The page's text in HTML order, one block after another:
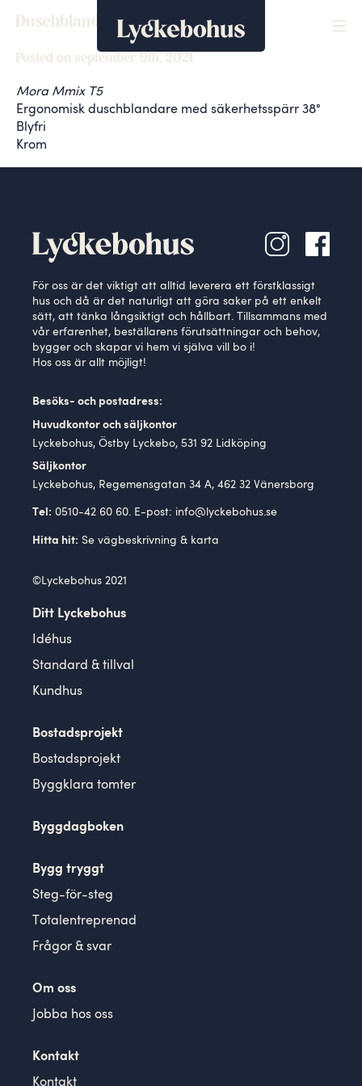
Duschblandare
Posted on september 9th, 2021
Mora Mmix T5
Ergonomisk duschblandare med säkerhetsspärr 38°
Blyfri
Krom
För oss är det viktigt att alltid leverera ett förstklassigt
hus och då är det naturligt att göra saker på ett enkelt
sätt, att tänka långsiktigt och hållbart. Tillsammans med
vår erfarenhet, beställarens förutsättningar och behov,
bygger och skapar vi hem vi själva vill bo i!
Hos oss är allt möjligt!
Besöks- och postadress:
Huvudkontor och säljkontor
Lyckebohus, Östby Lyckebo, 531 92 Lidköping
Säljkontor
Lyckebohus, Regemensgatan 34 A, 462 32 Vänersborg
Tel: 0510-42 60 60. E-post: info@lyckebohus.se
Hitta hit: Se vägbeskrivning & karta
©Lyckebohus 2021
Ditt Lyckebohus
Idéhus
Standard & tillval
Kundhus
Bostadsprojekt
Bostadsprojekt
Byggklara tomter
Byggdagboken
Bygg tryggt
Steg-för-steg
Totalentreprenad
Frågor & svar
Om oss
Jobba hos oss
Kontakt
Kontakt